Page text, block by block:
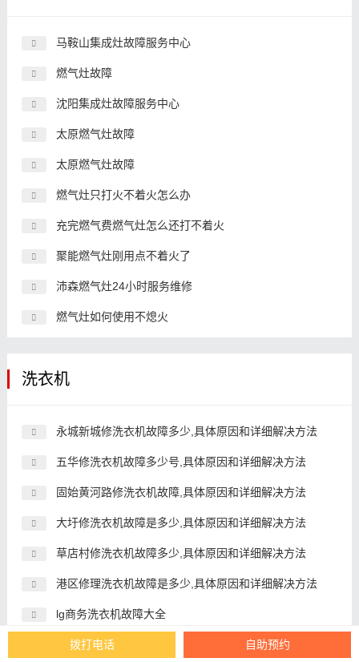
马鞍山集成灶故障服务中心
燃气灶故障
沈阳集成灶故障服务中心
太原燃气灶故障
太原燃气灶故障
燃气灶只打火不着火怎么办
充完燃气费燃气灶怎么还打不着火
聚能燃气灶刚用点不着火了
沛森燃气灶24小时服务维修
燃气灶如何使用不熄火
洗衣机
永城新城修洗衣机故障多少,具体原因和详细解决方法
五华修洗衣机故障多少号,具体原因和详细解决方法
固始黄河路修洗衣机故障,具体原因和详细解决方法
大圩修洗衣机故障是多少,具体原因和详细解决方法
草店村修洗衣机故障多少,具体原因和详细解决方法
港区修理洗衣机故障是多少,具体原因和详细解决方法
lg商务洗衣机故障大全
昆山周市镇修理洗衣机故障,具体原因和详细解决方法
拨打电话 自助预约